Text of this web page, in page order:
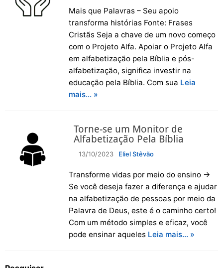
Mais que Palavras – Seu apoio
transforma histórias Fonte: Frases
Cristãs Seja a chave de um novo começo
com o Projeto Alfa. Apoiar o Projeto Alfa
em alfabetização pela Bíblia e pós-
alfabetização, significa investir na
educação pela Bíblia. Com sua Leia
mais… »
Torne-se um Monitor de
Alfabetização Pela Bíblia
13/10/2023 Eliel Stêvão
Transforme vidas por meio do ensino →
Se você deseja fazer a diferença e ajudar
na alfabetização de pessoas por meio da
Palavra de Deus, este é o caminho certo!
Com um método simples e eficaz, você
pode ensinar aqueles Leia mais… »